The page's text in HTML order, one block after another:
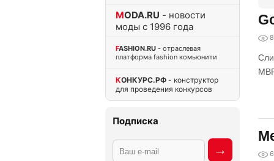
MODA.RU - новости
моды с 1996 года
FASHION.RU - отраслевая
платформа fashion комьюнити
КОНКУРС.РФ - конструктор
для проведения конкурсов
Подписка